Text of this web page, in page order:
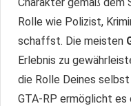
Rolle wie Polizist,
schaffst. Die meisten
Erlebnis zu
die Rolle Deines
GTA‑RP ermöglicht es